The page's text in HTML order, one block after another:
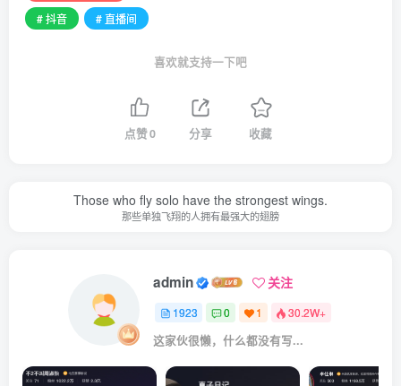
# 抖音
# 直播间
喜欢就支持一下吧
点赞0 分享 收藏
Those who fly solo have the strongest wings.
那些单独飞翔的人拥有最强大的翅膀
admin 关注
1923 0 1 30.2W+
这家伙很懒，什么都没有写...